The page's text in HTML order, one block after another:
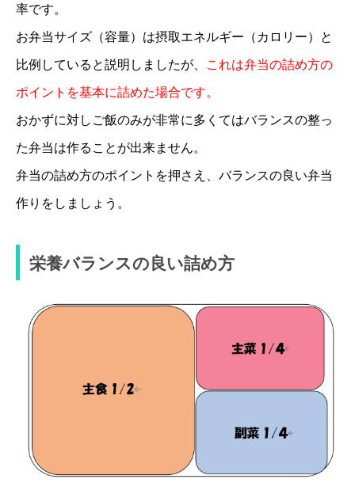
率です。
お弁当サイズ（容量）は摂取エネルギー（カロリー）と
比例していると説明しましたが、 これは弁当の詰め方の
ポイントを基本に詰めた場合です。
おかずに対しご飯のみが非常に多くてはバランスの整っ
た弁当は作ることが出来ません。
弁当の詰め方のポイントを押さえ、バランスの良い弁当
作りをしましょう。
栄養バランスの良い詰め方